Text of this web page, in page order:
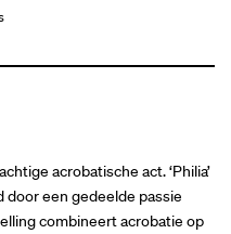
acrobatische act. ‘Philia’
een gedeelde passie
combineert acrobatie op